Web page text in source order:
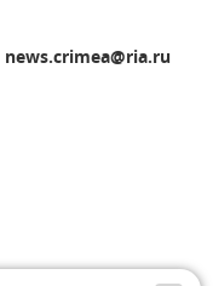
news.crimea@ria.ru